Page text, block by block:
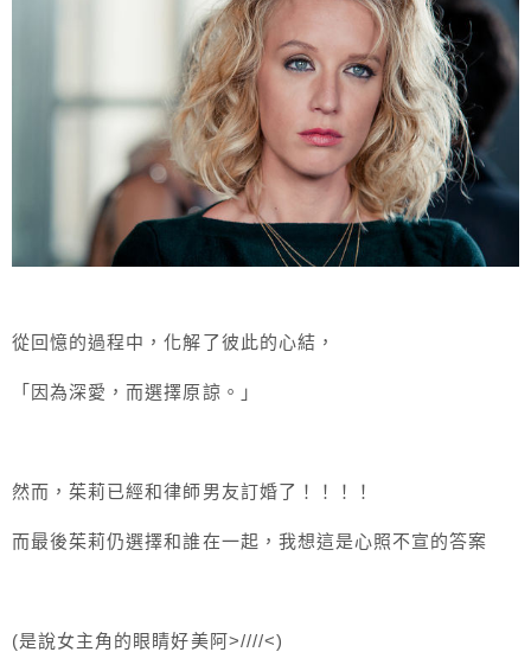
從回憶的過程中，化解了彼此的心結，
「因為深愛，而選擇原諒。」
然而，茱莉已經和律師男友訂婚了！！！！
而最後茱莉仍選擇和誰在一起，我想這是心照不宣的答案
(是說女主角的眼睛好美阿>////<)